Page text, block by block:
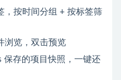
按时间分组 + 按标签筛
浏览，双击预览
存的项目快照，一键还